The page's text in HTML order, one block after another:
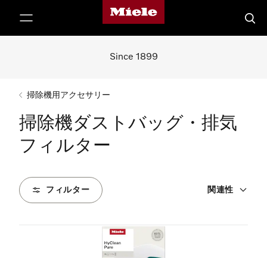
Mieleのホームページ
検索
Since 1899
掃除機用アクセサリー
掃除機ダストバッグ・排気
フィルター
フィルター 関連性
20